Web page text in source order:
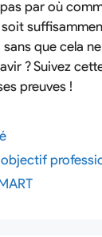
par où
que cela
? Suivez
preuves !
objectif